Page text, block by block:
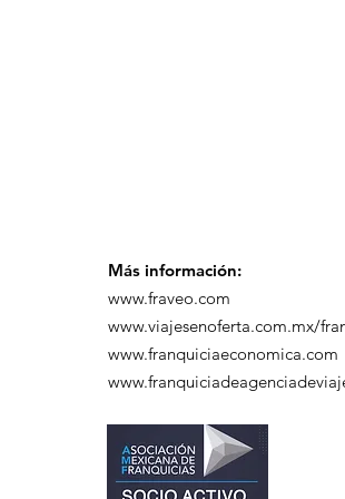
Más información:
www.fraveo.com
www.viajesenoferta.com.mx/
www.franquiciaeconomica.com